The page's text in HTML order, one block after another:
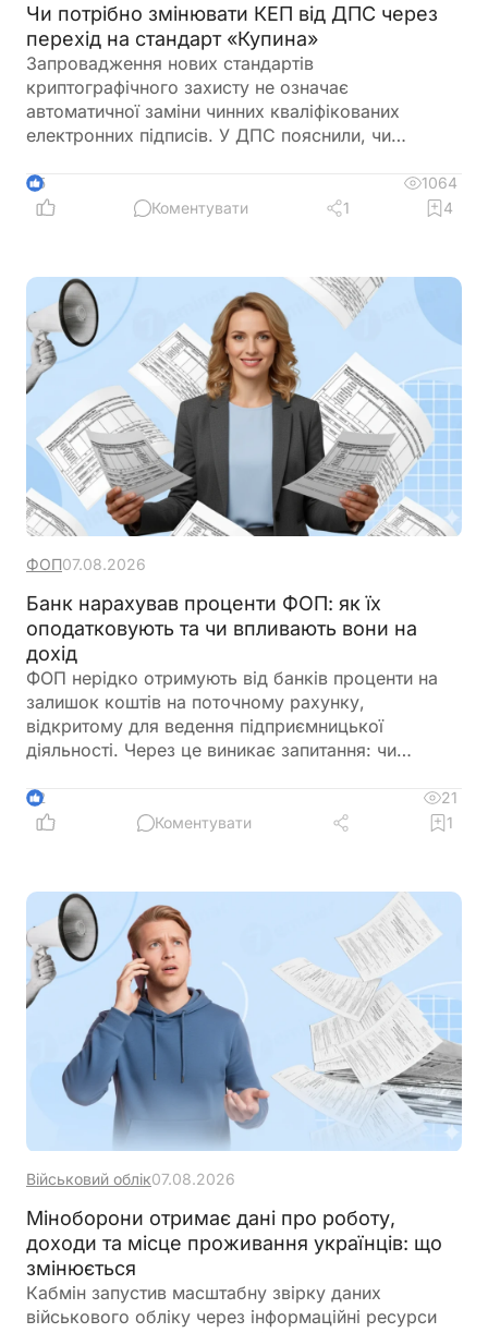
Чи потрібно змінювати КЕП від ДПС через
перехід на стандарт «Купина»
Запровадження нових стандартів
криптографічного захисту не означає
автоматичної заміни чинних кваліфікованих
електронних підписів. У ДПС пояснили, чи
ДПС, після переходу на новий стандарт «Купина»
та чи потрібно користувачам отримувати нові
5
1064
Коментувати
1 4
ФОП07.08.2026
Банк нарахував проценти ФОП: як їх
оподатковують та чи впливають вони на
дохід
ФОП нерідко отримують від банків проценти на
залишок коштів на поточному рахунку,
відкритому для ведення підприємницької
діяльності. Через це виникає запитання: чи
підприємницького доходу та сплачувати з них
податки як із доходу ФОП. Податкове
фізичної особи. Саме тому проценти, нараховані
банком на залишок коштів, мають окремий
порядок оподаткування
2
21
Коментувати
1
Військовий облік07.08.2026
Міноборони отримає дані про роботу,
доходи та місце проживання українців: що
змінюється
Кабмін запустив масштабну звірку даних
військового обліку через інформаційні ресурси